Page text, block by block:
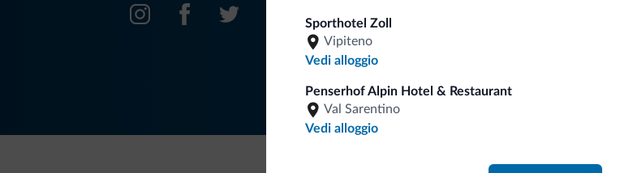
Sporthotel Zoll
Vipiteno
Vedi alloggio
Penserhof Alpin Hotel & Restaurant
Val Sarentino
Vedi alloggio
Riceverai